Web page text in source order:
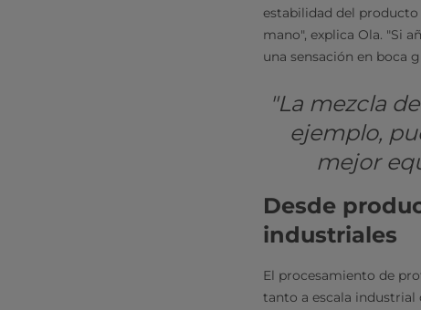
estabilidad del producto
mano", explica Ola. "Si
una sensación en boca
"La mezcla
ejemplo,
mejor
Desde
industriales
El procesamiento de
tanto a escala